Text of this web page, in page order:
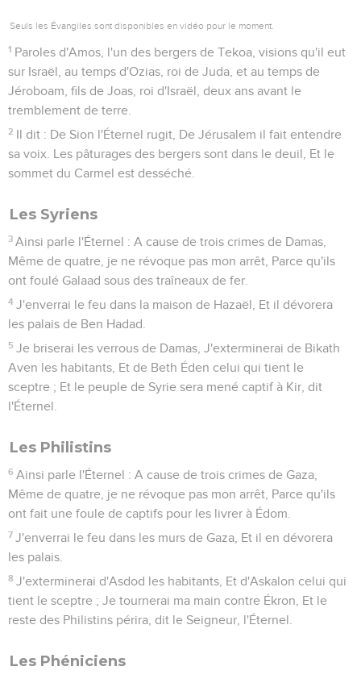
Seuls les Évangiles sont disponibles en vidéo pour le moment.
1 Paroles d'Amos, l'un des bergers de Tekoa, visions qu'il eut
sur Israël, au temps d'Ozias, roi de Juda, et au temps de
Jéroboam, fils de Joas, roi d'Israël, deux ans avant le
tremblement de terre.
2 Il dit : De Sion l'Éternel rugit, De Jérusalem il fait entendre
sa voix. Les pâturages des bergers sont dans le deuil, Et le
sommet du Carmel est desséché.
Les Syriens
3 Ainsi parle l'Éternel : A cause de trois crimes de Damas,
Même de quatre, je ne révoque pas mon arrêt, Parce qu'ils
ont foulé Galaad sous des traîneaux de fer.
4 J'enverrai le feu dans la maison de Hazaël, Et il dévorera
les palais de Ben Hadad.
5 Je briserai les verrous de Damas, J'exterminerai de Bikath
Aven les habitants, Et de Beth Éden celui qui tient le
sceptre ; Et le peuple de Syrie sera mené captif à Kir, dit
l'Éternel.
Les Philistins
6 Ainsi parle l'Éternel : A cause de trois crimes de Gaza,
Même de quatre, je ne révoque pas mon arrêt, Parce qu'ils
ont fait une foule de captifs pour les livrer à Édom.
7 J'enverrai le feu dans les murs de Gaza, Et il en dévorera
les palais.
8 J'exterminerai d'Asdod les habitants, Et d'Askalon celui qui
tient le sceptre ; Je tournerai ma main contre Ékron, Et le
reste des Philistins périra, dit le Seigneur, l'Éternel.
Les Phéniciens